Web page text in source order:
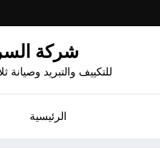
شركة
للتكييف والتبريد وصيانة
الرئيسية